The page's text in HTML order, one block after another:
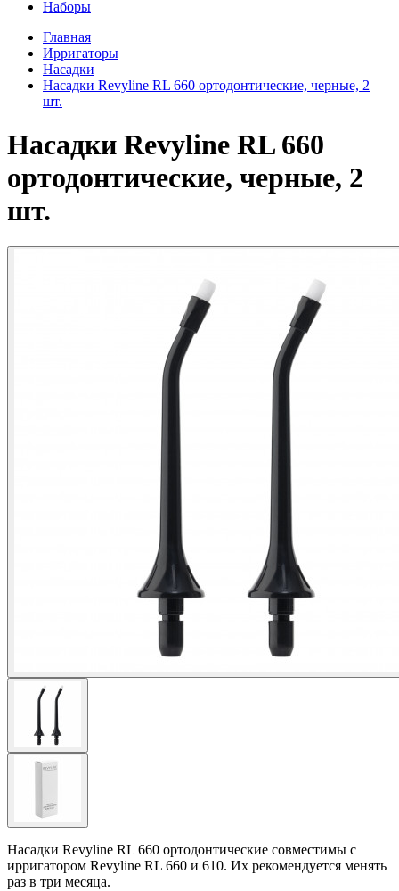
Наборы
Главная
Ирригаторы
Насадки
Насадки Revyline RL 660 ортодонтические, черные, 2
шт.
Насадки Revyline RL 660
ортодонтические, черные, 2
шт.
Насадки Revyline RL 660 ортодонтические совместимы с
ирригатором Revyline RL 660 и 610. Их рекомендуется менять
раз в три месяца.